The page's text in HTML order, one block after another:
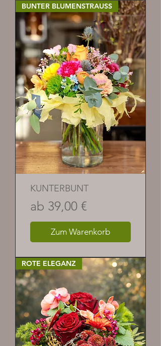
BUNTER BLUMENSTRAUSS
KUNTERBUNT
ab 39,00 €
Sale-Preis
Zum Warenkorb
ROTE ELEGANZ